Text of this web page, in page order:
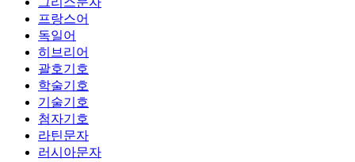
프랑스어
독일어
히브리어
괄호기호
학술기호
기술기호
첨자기호
라틴문자
러시아문자